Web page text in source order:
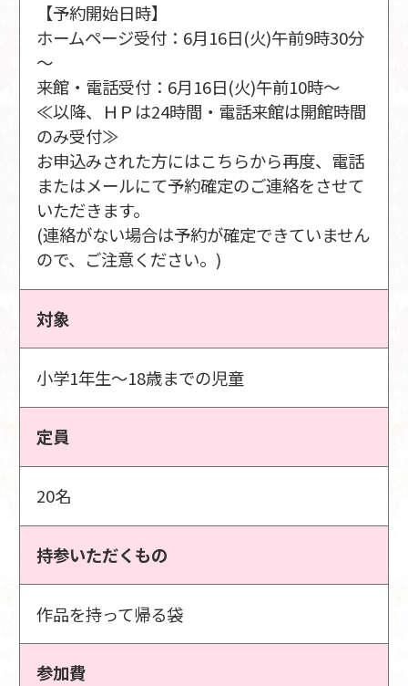
【予約開始日時】
ホームページ受付：6月16日(火)午前9時30分
～
来館・電話受付：6月16日(火)午前10時～
≪以降、ＨＰは24時間・電話来館は開館時間
のみ受付≫
お申込みされた方にはこちらから再度、電話
またはメールにて予約確定のご連絡をさせて
いただきます。
(連絡がない場合は予約が確定できていません
ので、ご注意ください。)
対象
小学1年生～18歳までの児童
定員
20名
持参いただくもの
作品を持って帰る袋
参加費